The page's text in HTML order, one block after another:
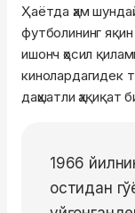
Ҳаётда ҳам
футболининг
ишонч ҳосил
кинолардагидек
даҳшатли ҳақиқат
1966
остидан